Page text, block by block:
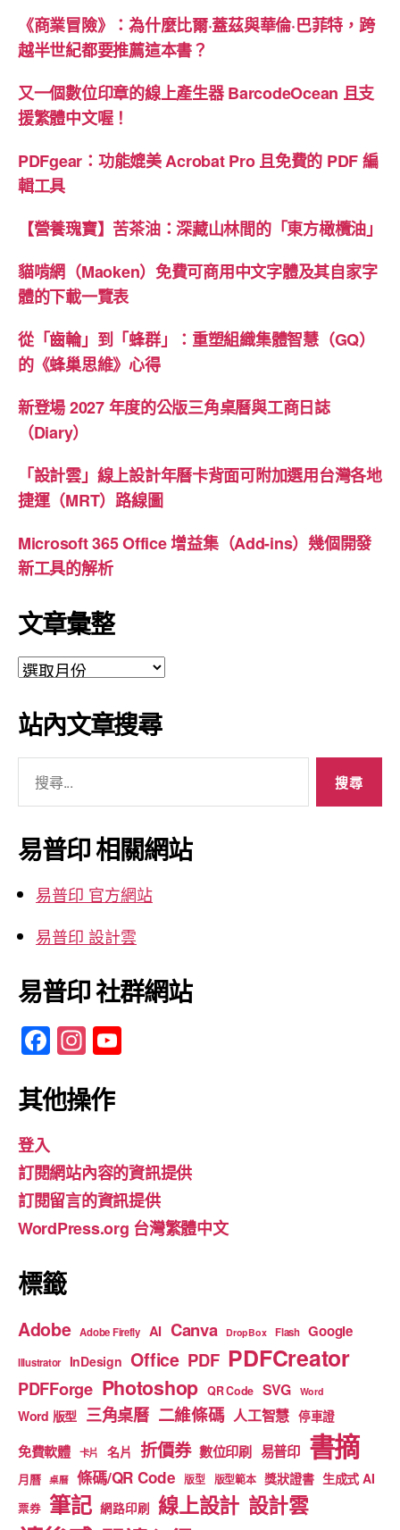
《商業冒險》：為什麼比爾·蓋茲與華倫·巴菲特，跨
越半世紀都要推薦這本書？
又一個數位印章的線上產生器 BarcodeOcean 且支
援繁體中文喔！
PDFgear：功能媲美 Acrobat Pro 且免費的 PDF 編
輯工具
【營養瑰寶】苦茶油：深藏山林間的「東方橄欖油」
貓啃網（Maoken）免費可商用中文字體及其自家字
體的下載一覽表
從「齒輪」到「蜂群」：重塑組織集體智慧（GQ）
的《蜂巢思維》心得
新登場 2027 年度的公版三角桌曆與工商日誌
（Diary）
「設計雲」線上設計年曆卡背面可附加選用台灣各地
捷運（MRT）路線圖
Microsoft 365 Office 增益集（Add-ins）幾個開發
新工具的解析
文章彙整
文
彙
整
站內文章搜尋
關
鍵
字:
易普印 相關網站
易普印 官方網站
易普印 設計雲
易普印 社群網站
F
c
b
o
o
k
In
a
a
m
u
b
e
其他操作
登入
訂閱網站內容的資訊提供
訂閱留言的資訊提供
WordPress.org 台灣繁體中文
標籤
Adobe Adobe Firefly AI Canva DropBox Flash Google
Illustrator InDesign Office PDF PDFCreator
PDFForge Photoshop QR Code SVG Word
Word 版型 三角桌曆 二維條碼 人工智慧 停車證
免費軟體 卡片 名片 折價券 數位印刷 易普印 書摘
月曆 桌曆 條碼/QR Code 版型 版型範本 獎狀證書 生成式 AI
票券 筆記 網路印刷 線上設計 設計雲